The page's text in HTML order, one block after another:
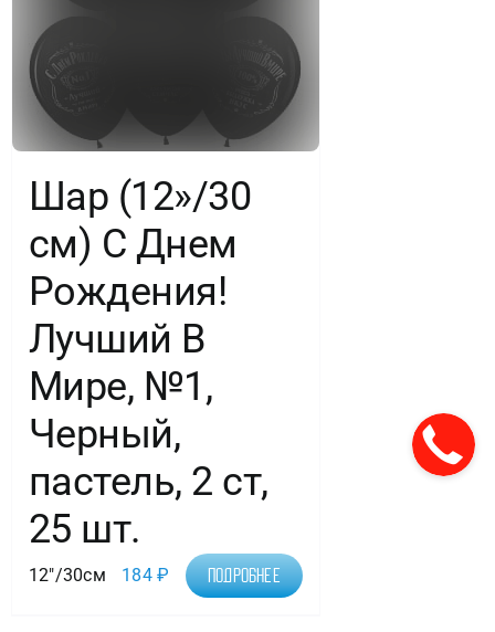
Шар (12»/30
см) С Днем
Рождения!
Лучший В
Мире, №1,
Черный,
пастель, 2 ст,
25 шт.
12"/30см 184₽ Подробнее